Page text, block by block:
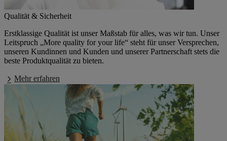
Qualität & Sicherheit
Erstklassige Qualität ist unser Maßstab für alles, was wir tun. Unser
Leitspruch „More quality for your life“ steht für unser Versprechen,
unseren Kundinnen und Kunden und unserer Partnerschaft stets die
beste Produktqualität zu bieten.
Mehr erfahren